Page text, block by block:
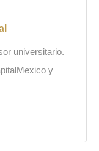
universitario.
y